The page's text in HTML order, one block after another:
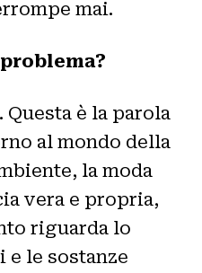
mai.
. Questa è la parola
al mondo della
la moda
vera e propria,
riguarda lo
le sostanze